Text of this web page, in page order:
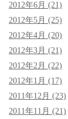
2012年6月 (21)
2012年5月 (25)
2012年4月 (20)
2012年3月 (21)
2012年2月 (22)
2012年1月 (17)
2011年12月 (23)
2011年11月 (21)